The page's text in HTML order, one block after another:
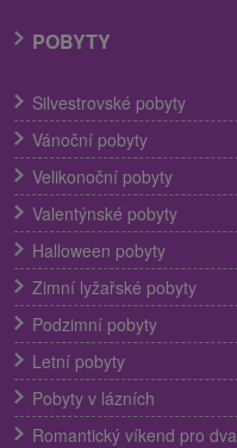
POBYTY
Silvestrovské pobyty
Vánoční pobyty
Velikonoční pobyty
Valentýnské pobyty
Halloween pobyty
Zimní lyžařské pobyty
Podzimní pobyty
Letní pobyty
Pobyty v lázních
Romantický víkend pro dva